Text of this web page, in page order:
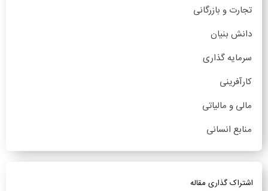
تجارت و بازرگانی
دانش بنیان
سرمایه گذاری
کارآفرینی
مالی و مالیاتی
منابع انسانی
اشتراک گذاری مقاله